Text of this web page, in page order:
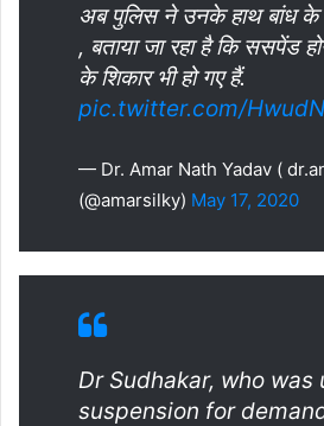
अब पुलिस ने उनके हाथ बांध
, बताया जा रहा है कि ससपेंड
के शिकार भी हो गए हैं.
pic.twitter.com/
— Dr. Amar Nath Yadav (
(@amarsilky) May 17, 2020
Dr Sudhakar, who was
suspension for